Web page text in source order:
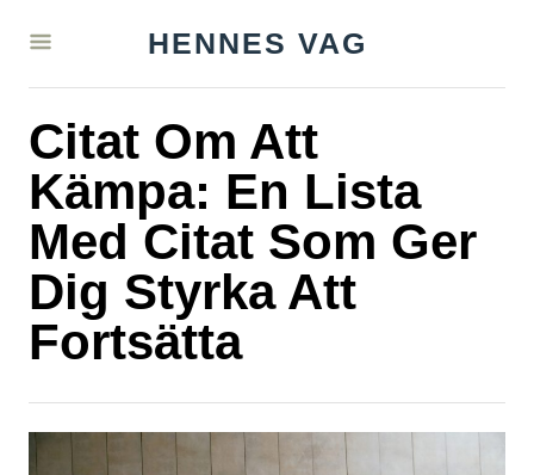
HENNES VAG
Citat Om Att
Kämpa: En Lista
Med Citat Som Ger
Dig Styrka Att
Fortsätta